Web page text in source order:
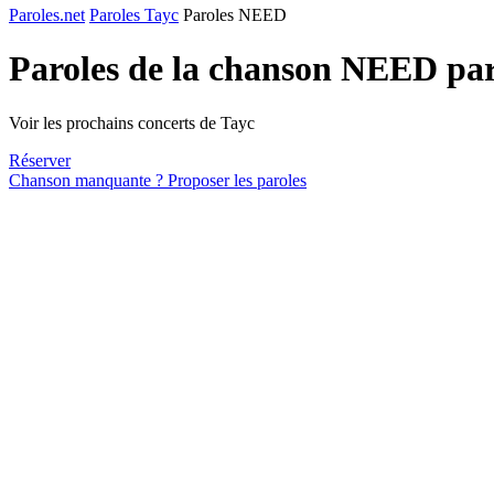
Paroles.net Paroles Tayc Paroles NEED
Paroles de la chanson NEED
Voir les prochains concerts de Tayc
Réserver
Chanson manquante ? Proposer les paroles